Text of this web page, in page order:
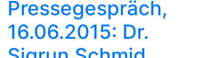
Pressegespräch,
16.06.2015: Dr.